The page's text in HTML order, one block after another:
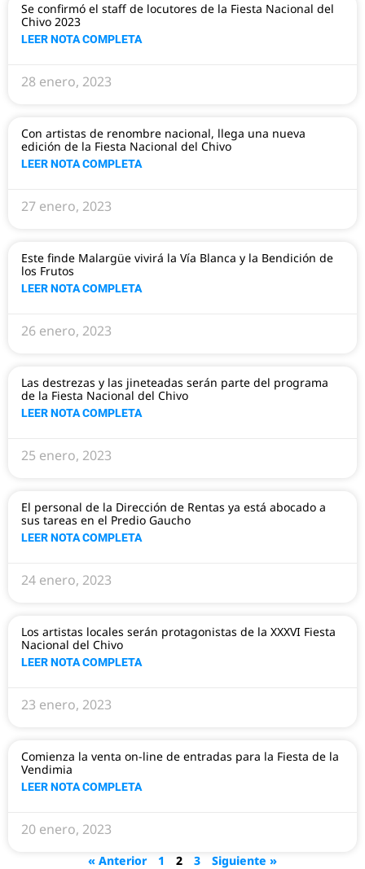
Se confirmó el staff de locutores de la Fiesta Nacional del
Chivo 2023
LEER NOTA COMPLETA
28 enero, 2023
Con artistas de renombre nacional, llega una nueva
edición de la Fiesta Nacional del Chivo
LEER NOTA COMPLETA
27 enero, 2023
Este finde Malargüe vivirá la Vía Blanca y la Bendición de
los Frutos
LEER NOTA COMPLETA
26 enero, 2023
Las destrezas y las jineteadas serán parte del programa
de la Fiesta Nacional del Chivo
LEER NOTA COMPLETA
25 enero, 2023
El personal de la Dirección de Rentas ya está abocado a
sus tareas en el Predio Gaucho
LEER NOTA COMPLETA
24 enero, 2023
Los artistas locales serán protagonistas de la XXXVI Fiesta
Nacional del Chivo
LEER NOTA COMPLETA
23 enero, 2023
Comienza la venta on-line de entradas para la Fiesta de la
Vendimia
LEER NOTA COMPLETA
20 enero, 2023
« Anterior 1 2 3 Siguiente »